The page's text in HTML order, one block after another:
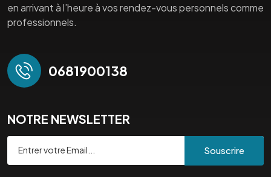
en arrivant à l’heure à vos rendez-vous personnels comme
professionnels.
0681900138
NOTRE NEWSLETTER
Souscrire